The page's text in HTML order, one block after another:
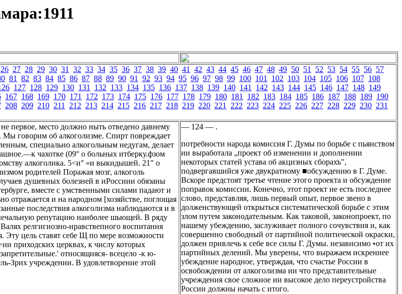
26 27 28 29 30 31 32 33 34 35 36 37 38 39 40 41 42 43 44 45 46 47 48 49 50 51 52 53 54 55 56 57
81 82 83 84 85 86 87 88 89 90 91 92 93 94 95 96 97 98 99 100 101 102 103 104 105 106 107 108
127 128 129 130 131 132 133 134 135 136 137 138 139 140 141 142 143 144 145 146 147 148 149
167 168 169 170 171 172 173 174 175 176 177 178 179 180 181 182 183 184 185 186 187 188 189 190
208 209 210 211 212 213 214 215 216 217 218 219 220 221 222 223 224 225 226 227 228 229 230 231
первое, место должно ныть отведено давнему
говорим об алкоголизме. Спирт повреждает
специально алкогольным недугам, делает
чахотке (09° о больных итберку.фзом
алкоголика. 5<и° «и выкидышей. 21" о
родителей Поражая мозг, алкоголь
душевных болезней в иРоссиии обязаны
вместе с умственными силами падают и
отражается и на народном [хозяйстве, поглощая
последствия алкоголизма наблюдаются и в
репутацию наиболее шьющей. В ряду
релгигиозно-нравствепного воспитания
Эту цель ставят себе Щ по мере возможности
приходских церквах, к числу которых
относящияся- всецело -к ю-
Зрих учреждении. В удовлетворение этой
— 124 — .
потребности народа комиссия Г. Думы по борьбе с пьянством
ии выработала „проект об изменении и дополнении
некоторых статей устава об акцизных сборахъ",
подвергавшийся уже двукратному ■обсуждению в Г. Думе.
Вскоре предстоят третье чтение этого проекта и обсуждение
поправок комиссии. Конечно, этот проект не есть последнее
слово, представляя, лишь первый опыт, первое звено в
долженствующей открыться систематической борьбе с этим
злом путем законодательным. Как таковой, законопроект, по
нашему убеждению, заслуживает полного сочувствия и, как
совершенно свободный от партийной политической окраски,
должен привлечь к себе все силы Г. Думы. независимо •от их
партийных делений. Мы уверены, что выражаем искреннее
убеждение народное, утверждая, что счастье России в
освобождении от алкоголизма ии что представительные
учреждения свое сложное ии высокое дело переустройства
России должны начать с итого.